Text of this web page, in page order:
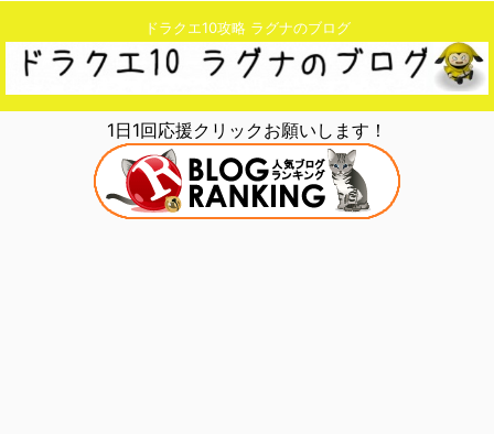
ドラクエ10攻略 ラグナのブログ
1日1回応援クリックお願いします！